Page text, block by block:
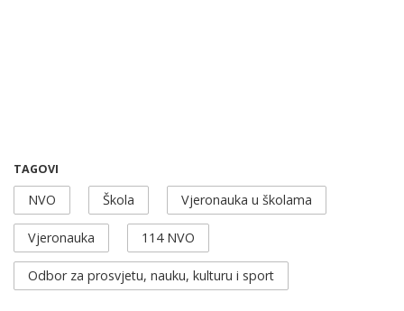
TAGOVI
NVO Škola Vjeronauka u školama
Vjeronauka 114 NVO
Odbor za prosvjetu, nauku, kulturu i sport